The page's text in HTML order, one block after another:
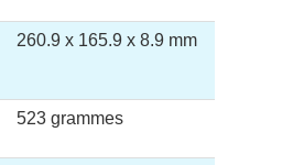
260.9 x 165.9 x 8.9 mm
523 grammes